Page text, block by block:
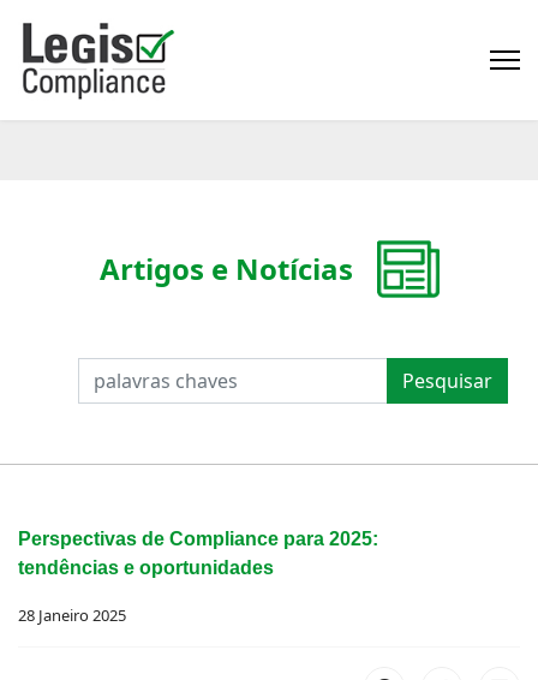
PESQUISAR Pesquisar
Artigos e Notícias
Perspectivas de Compliance para 2025:
tendências e oportunidades
28 Janeiro 2025